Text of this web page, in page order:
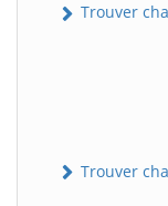
Trouver
Trouver